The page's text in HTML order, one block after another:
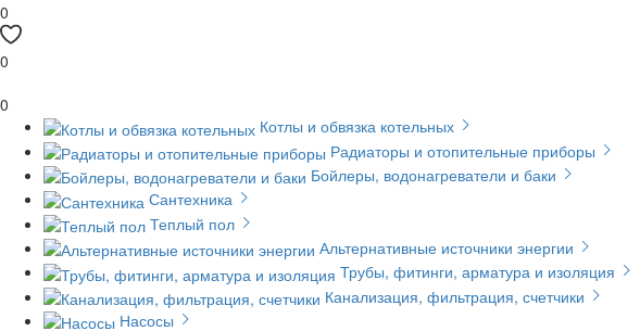
0
0
0
Котлы и обвязка котельных
Радиаторы и отопительные приборы
Бойлеры, водонагреватели и баки
Сантехника
Теплый пол
Альтернативные источники энергии
Трубы, фитинги, арматура и изоляция
Канализация, фильтрация, счетчики
Насосы